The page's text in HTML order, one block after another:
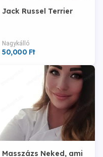
Jack Russel Terrier
Nagykálló
50,000 Ft
Masszázs Neked, ami